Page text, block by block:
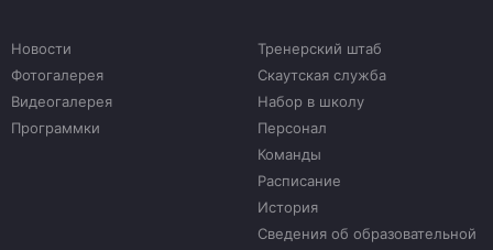
Новости
Фотогалерея
Видеогалерея
Программки
Тренерский штаб
Скаутская служба
Набор в школу
Персонал
Команды
Расписание
История
Сведения об образовательной